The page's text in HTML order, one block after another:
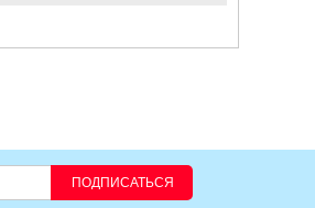
ПОДПИСАТЬСЯ